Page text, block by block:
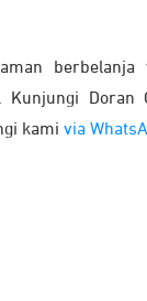
Doran
kami via